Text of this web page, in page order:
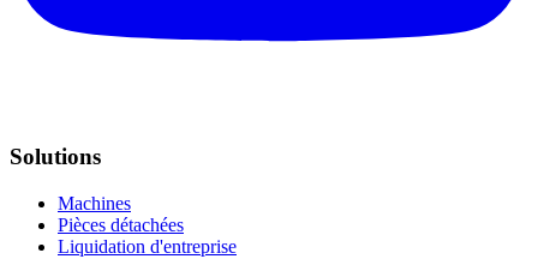
Solutions
Machines
Pièces détachées
Liquidation d'entreprise